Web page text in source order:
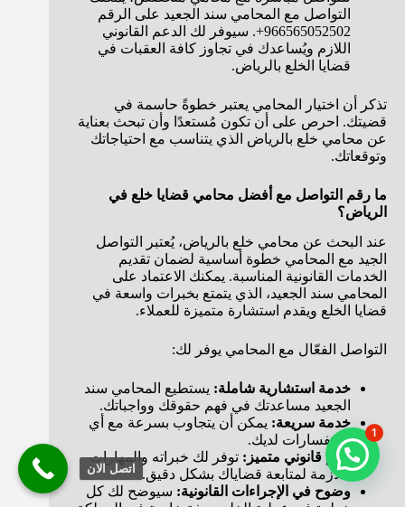
التواصل مع المحامي سند الجعيد على الرقم
966565052502+. سيوفر لك الدعم القانوني
اللازم ويُساعدك في تجاوز كافة العقبات في
قضايا الخلع بالرياض.
تذكر أن اختيار المحامي يعتبر خطوةً حاسمة في
قضيتك. احرص على أن تكون مُستعدًا وأن تبحث بعناية
عن محامي خلع بالرياض الذي يتناسب مع احتياجاتك
وتوقعاتك.
ما رقم التواصل مع أفضل محامي قضايا خلع في
الرياض؟
عند البحث عن محامي خلع بالرياض، يُعتبر التواصل
الجيد مع المحامي خطوة أساسية لضمان تقديم
الخدمات القانونية المناسبة. يمكنك الاعتماد على
المحامي سند الجعيد، الذي يتمتع بخبرات واسعة في
قضايا الخلع ويقدم استشارة متميزة للعملاء.
التواصل الفعّال مع المحامي يوفر لك:
خدمة استشارية شاملة: يستطيع المحامي سند
الجعيد مساعدتك في فهم حقوقك وواجباتك.
خدمة سريعة: يمكن أن يتجاوب بسرعة مع أي
استفسارات لديك.
دعم قانوني متميز: توفر لك خبراته والمهارات
اللازمة لمتابعة قضاياك بشكل دقيق.
وضوح في الإجراءات القانونية: سيوضح لك كل
1
اتصل الان